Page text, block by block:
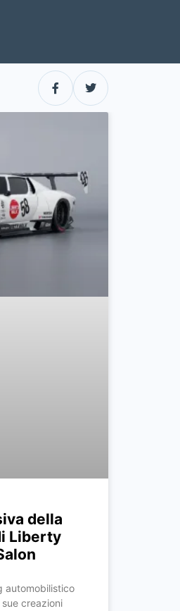
della
Liberty
automobilistico
creazioni